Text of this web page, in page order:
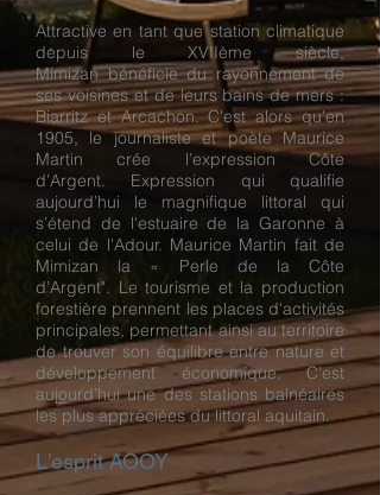
Attractive en tant que station climatique
depuis le XVIIème siècle,
Mimizan bénéficie du rayonnement de
ses voisines et de leurs bains de mers :
Biarritz et Arcachon. C'est alors qu'en
1905, le journaliste et poète Maurice
Martin crée l’expression Côte
d’Argent. Expression qui qualifie
aujourd’hui le magnifique littoral qui
s’étend de l'estuaire de la Garonne à
celui de l'Adour. Maurice Martin fait de
Mimizan la « Perle de la Côte
d’Argent". Le tourisme et la production
forestière prennent les places d'activités
principales, permettant ainsi au territoire
de trouver son équilibre entre nature et
développement économique. C'est
aujourd'hui une des stations balnéaires
les plus appréciées du littoral aquitain.
L'esprit AOOY